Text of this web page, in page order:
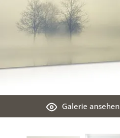
Galerie ansehen